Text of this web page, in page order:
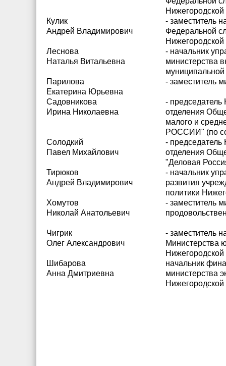
Кулик
Андрей Владимирович
- заместитель
Федеральной
Леснова
Наталья Витальевна
- начальник
министерства
муниципальной
Парилова
Екатерина Юрьевна
- заместитель
Садовникова
Ирина Николаевна
- председатель
отделения
малого и
РОССИИ" (по
Солодкий
Павел Михайлович
- председатель
отделения
"Деловая
Тирюков
Андрей Владимирович
- начальник
развития
политики
Хомутов
Николай Анатольевич
- заместитель
Чигрик
Олег Александрович
- заместитель
Министерства
Шибарова
Анна Дмитриевна
начальник
министерства
Нижегородской